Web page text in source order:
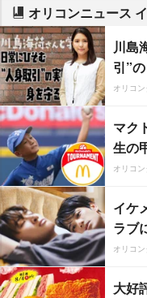
オリコンニュース
川島
引”
オリコ
マク
生の
オリコ
イケ
ラブ
オリコ
大好